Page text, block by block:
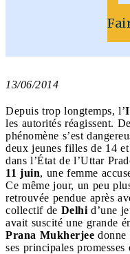
13/06/2014
Depuis trop longtemps, l’
les autorités réagissent.
phénomène s’est
deux jeunes filles de 14
dans l’État de l’Uttar
11 juin, une femme
Ce même jour, un peu
retrouvée pendue après
collectif de Delhi d’une
avait suscité une grande
Prana Mukherjee donne
ses principales promesses